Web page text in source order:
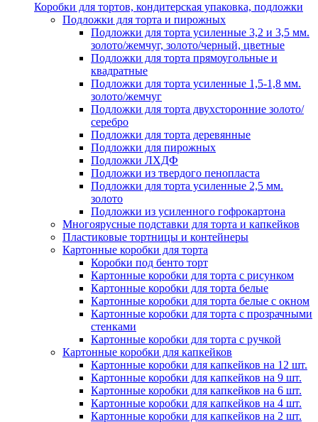
Коробки для тортов, кондитерская упаковка, подложки
Подложки для торта и пирожных
Подложки для торта усиленные 3,2 и 3,5 мм.
золото/жемчуг, золото/черный, цветные
Подложки для торта прямоугольные и
квадратные
Подложки для торта усиленные 1,5-1,8 мм.
золото/жемчуг
Подложки для торта двухсторонние золото/
серебро
Подложки для торта деревянные
Подложки для пирожных
Подложки ЛХДФ
Подложки из твердого пенопласта
Подложки для торта усиленные 2,5 мм.
золото
Подложки из усиленного гофрокартона
Многоярусные подставки для торта и капкейков
Пластиковые тортницы и контейнеры
Картонные коробки для торта
Коробки под бенто торт
Картонные коробки для торта с рисунком
Картонные коробки для торта белые
Картонные коробки для торта белые с окном
Картонные коробки для торта с прозрачными
стенками
Картонные коробки для торта с ручкой
Картонные коробки для капкейков
Картонные коробки для капкейков на 12 шт.
Картонные коробки для капкейков на 9 шт.
Картонные коробки для капкейков на 6 шт.
Картонные коробки для капкейков на 4 шт.
Картонные коробки для капкейков на 2 шт.